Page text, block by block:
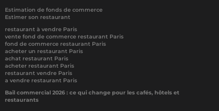
Estimation de fonds de commerce
Estimer son restaurant
restaurant à vendre Paris
vente fond de commerce restaurant Paris
fond de commerce restaurant Paris
acheter un restaurant Paris
achat restaurant Paris
acheter restaurant Paris
restaurant vendre Paris
a vendre restaurant Paris
Bail commercial 2026 : ce qui change pour les cafés, hôtels et
restaurants